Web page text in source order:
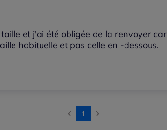
et j'ai été obligée de la renvoyer car
habituelle et pas celle en -dessous.
1